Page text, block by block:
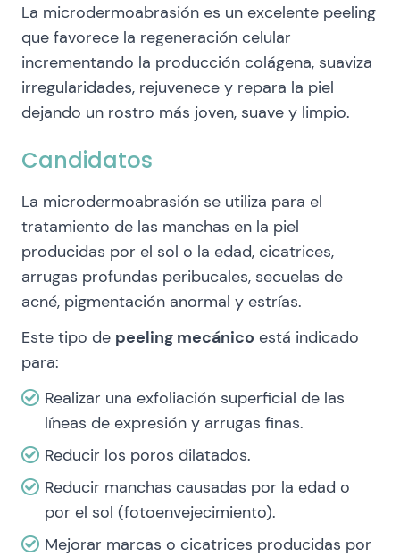
La microdermoabrasión es un excelente peeling
que favorece la regeneración celular
incrementando la producción colágena, suaviza
irregularidades, rejuvenece y repara la piel
dejando un rostro más joven, suave y limpio.
Candidatos
La microdermoabrasión se utiliza para el
tratamiento de las manchas en la piel
producidas por el sol o la edad, cicatrices,
arrugas profundas peribucales, secuelas de
acné, pigmentación anormal y estrías.
Este tipo de peeling mecánico está indicado
para:
Realizar una exfoliación superficial de las
líneas de expresión y arrugas finas.
Reducir los poros dilatados.
Reducir manchas causadas por la edad o
por el sol (fotoenvejecimiento).
Mejorar marcas o cicatrices producidas por